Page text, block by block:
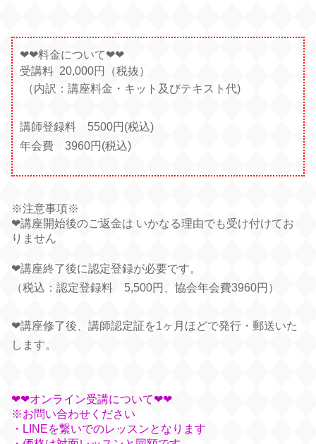
❤︎❤︎料金について❤︎❤︎
受講料 20,000円（税抜）
（内訳：講座料金・キット及びテキスト代)
講師登録料 5500円(税込)
年会費 3960円(税込)
※注意事項※
❤︎講座開始後のご返金は いかなる理由でも受け付けてお
りません
❤︎講座終了後に認定登録が必要です。
（税込：認定登録料 5,500円、協会年会費3960円）
❤︎講座修了後、講師認定証を1ヶ月ほどで発行・郵送いた
します。
❤︎❤︎オンライン受講について❤︎❤︎
※お問い合わせください
・LINEを繋いでのレッスンとなります